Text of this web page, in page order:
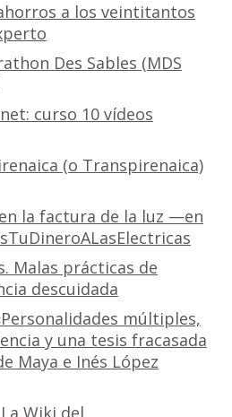
a los veintitantos
Des Sables (MDS
curso 10 vídeos
(o Transpirenaica)
la factura de la luz —en
Malas prácticas de
descuidada
múltiples,
y una tesis fracasada
Maya e Inés López